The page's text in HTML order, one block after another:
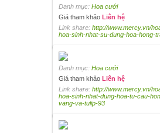
Danh mục: Hoa cưới
Giá tham khảo Liên hệ
Link share: http://www.mercy.vn/
hoa-sinh-nhat-su-dung-hoa-hong-
Danh mục: Hoa cưới
Giá tham khảo Liên hệ
Link share: http://www.mercy.vn/
hoa-sinh-nhat-dung-hoa-tu-cau-
vang-va-tulip-93